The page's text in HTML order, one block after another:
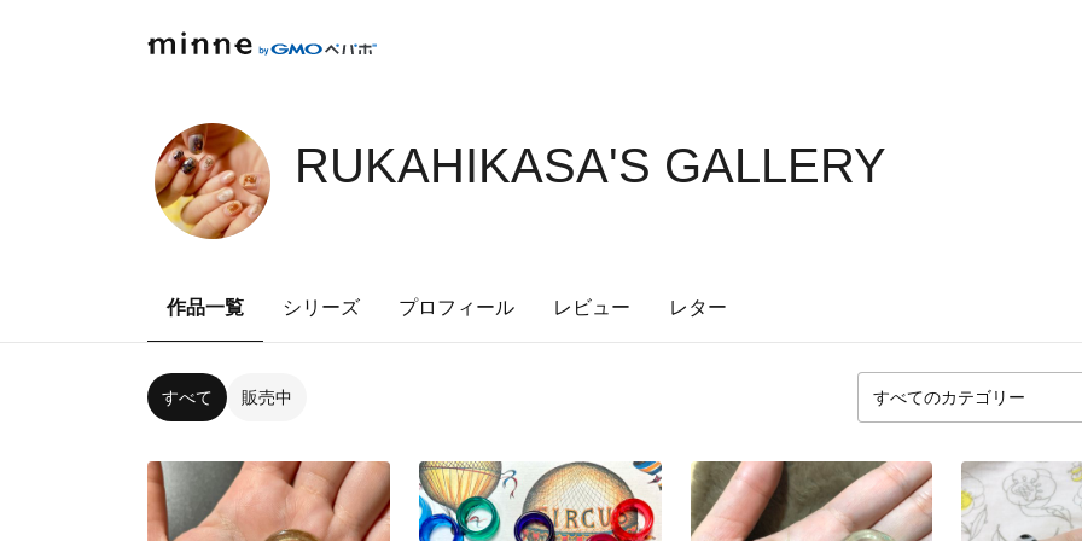
RUKAHIKASA'S GALLERY
作品一覧 シリーズ プロフィール レビュー レター
すべて 販売中